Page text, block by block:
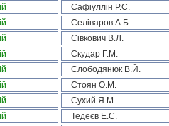
Сафіуллін Р.С.
Селіваров А.Б.
Сівкович В.Л.
Скудар Г.М.
Слободянюк В.Й.
Стоян О.М.
Сухий Я.М.
Тедеєв Е.С.